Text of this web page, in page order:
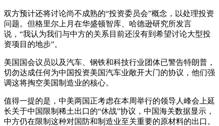
双方预计还将讨论尚不成熟的“投资委员会”概念，以处理投资
问题。但格里尔上月在华盛顿智库、哈德逊研究所发言
说，“我认为我们与中方的关系目前还没有到希望讨论大型投
资项目的地步”。
美国国会议员以及汽车、钢铁和科技行业团体已警告特朗普，
切勿达成任何为中国投资美国汽车业敞开大门的协议，他们强
调这将掏空美国制造业的核心。
值得一提的是，中美两国正考虑在本周举行的领导人峰会上延
长关于中国限制稀土出口的“休战”协议，中国海关数据显示，
中方仍在限制这种对国防和制造业至关重要的原材料的出口。